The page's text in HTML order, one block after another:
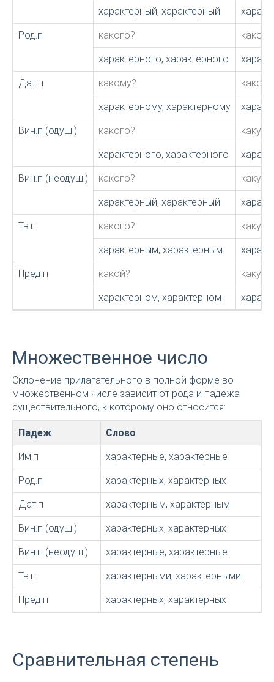
характерный, характерный
Род.п какого? какой?
характерного, характерного
Дат.п какому? какой?
характерному, характерному
Вин.п (одуш.) какого? какую?
характерного, характерного
Вин.п (неодуш.) какого? какую?
характерный, характерный
Тв.п какого? какую?
характерным, характерным
Пред.п какой? какую?
характерном, характерном
Множественное число
Склонение прилагательного в полной форме во
множественном числе зависит от рода и падежа
существительного, к которому оно относится:
Падеж Слово
Им.п характерные, характерные
Род.п характерных, характерных
Дат.п характерным, характерным
Вин.п (одуш.) характерных, характерных
Вин.п (неодуш.) характерные, характерные
Тв.п характерными, характерными
Пред.п характерных, характерных
Сравнительная степень